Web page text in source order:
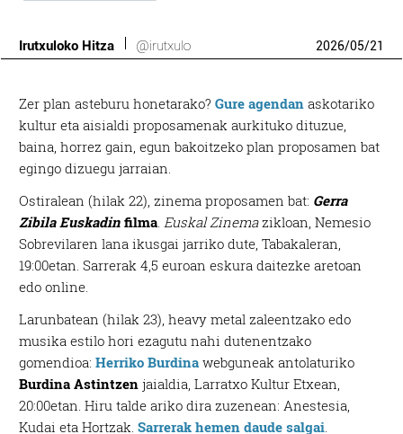
Irutxuloko Hitza @irutxulo 2026/05/21
Zer plan asteburu honetarako?Gure agendan askotariko
kultur eta aisialdi proposamenak aurkituko dituzue,
baina, horrez gain, egun bakoitzeko plan proposamen bat
egingo dizuegu jarraian.
Ostiralean (hilak 22), zinema proposamen bat: Gerra
Zibila Euskadin filma.Euskal Zinemazikloan, Nemesio
Sobrevilaren lana ikusgai jarriko dute, Tabakaleran,
19:00etan. Sarrerak 4,5 euroan eskura daitezke aretoan
edo online.
Larunbatean (hilak 23), heavy metal zaleentzako edo
musika estilo hori ezagutu nahi dutenentzako
gomendioa:Herriko Burdina webguneak antolaturiko
Burdina Astintzenjaialdia, Larratxo Kultur Etxean,
20:00etan. Hiru talde ariko dira zuzenean: Anestesia,
Kudai eta Hortzak.Sarrerak hemen daude salgai.